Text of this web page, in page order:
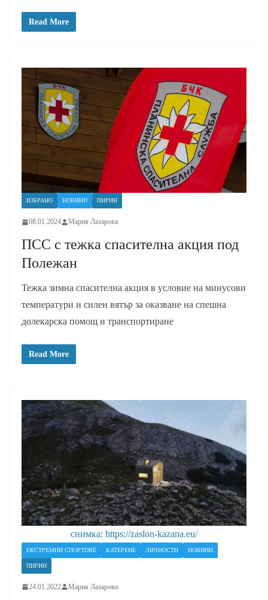
Read More
ИЗБРАНО НОВИНИ ПИРИН
08.01.2024 Мария Лазарова
ПСС с тежка спасителна акция под
Полежан
Тежка зимна спасителна акция в условие на минусови
температури и силен вятър за оказване на спешна
долекарска помощ и транспортиране
Read More
снимка: https://zaslon-kazana.eu/
ЕКСТРЕМНИ СПОРТОВЕ КАТЕРЕНЕ ЛИЧНОСТИ НОВИНИ
ПИРИН
24.01.2022 Мария Лазарова